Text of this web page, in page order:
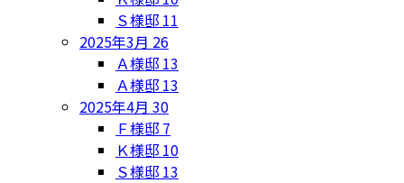
Ｓ様邸 11
2025年3月 26
Ａ様邸 13
Ａ様邸 13
2025年4月 30
Ｆ様邸 7
Ｋ様邸 10
Ｓ様邸 13